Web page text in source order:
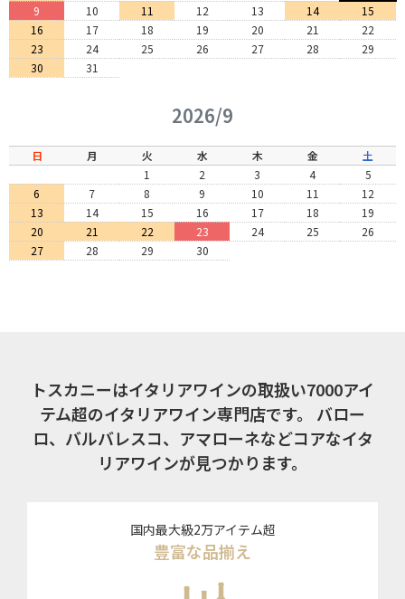
9
10 11 12 13 14
15
16
17 18 19 20 21
22
23
24 25 26 27 28
29
30
31
2026/9
日 月 火 水 木 金
土
1
2 3 4
5
6
7 8 9 10 11
12
13
14 15 16 17 18
19
20
21 22 23 24 25
26
27
28 29 30
トスカニーはイタリアワインの取扱い7000アイ
テム超のイタリアワイン専門店です。
バロー
ロ、バルバレスコ、アマローネなどコアなイタ
リアワインが見つかります。
国内最大級2万アイテム超
豊富な品揃え